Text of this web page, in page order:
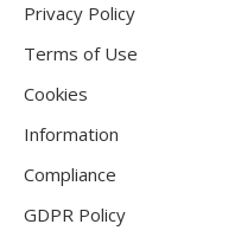
Privacy Policy
Terms of Use
Cookies
Information
Compliance
GDPR Policy